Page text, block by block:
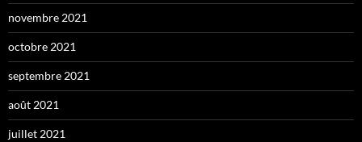
novembre 2021
octobre 2021
septembre 2021
août 2021
juillet 2021